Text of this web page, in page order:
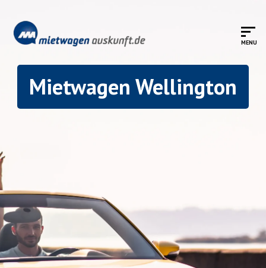
Mietwagen Wellington